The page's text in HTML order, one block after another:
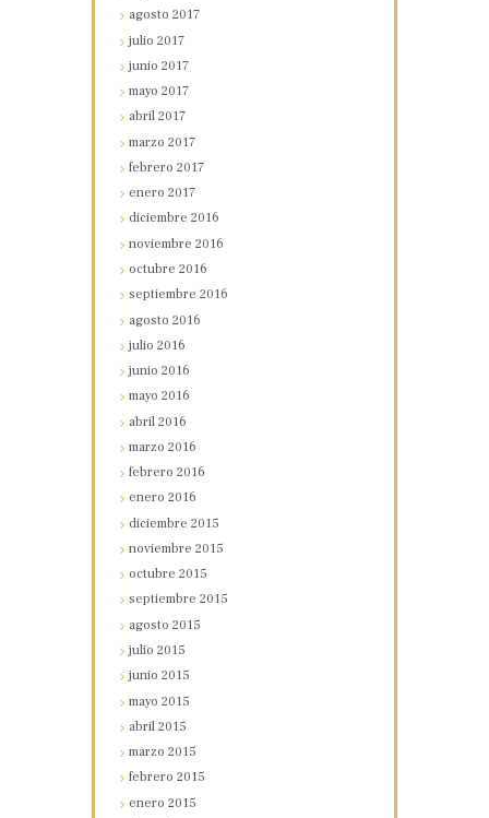
agosto2017
julio2017
junio2017
mayo2017
abril2017
marzo2017
febrero2017
enero2017
diciembre2016
noviembre2016
octubre2016
septiembre2016
agosto2016
julio2016
junio2016
mayo2016
abril2016
marzo2016
febrero2016
enero2016
diciembre2015
noviembre2015
octubre2015
septiembre2015
agosto2015
julio2015
junio2015
mayo2015
abril2015
marzo2015
febrero2015
enero2015